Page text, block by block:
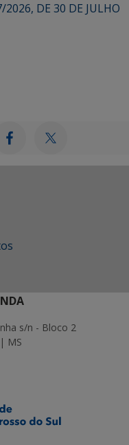
DE 30 DE JULHO
s/n - Bloco 2
MS